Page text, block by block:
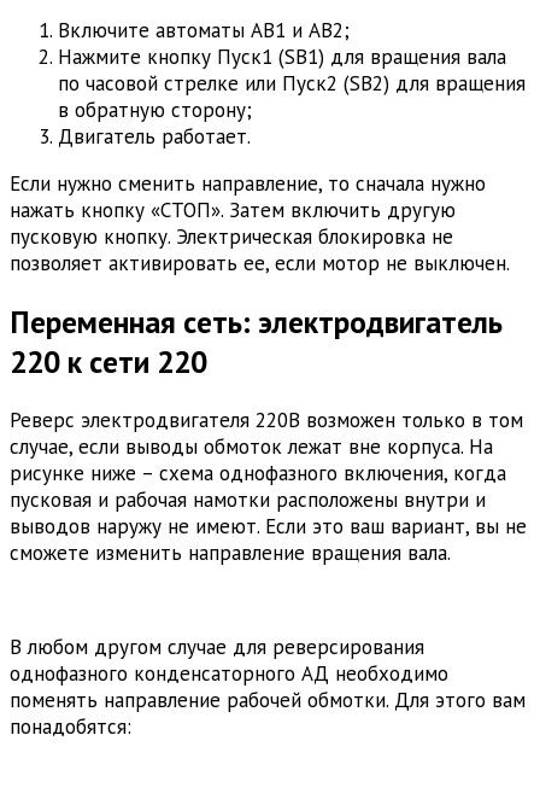
Включите автоматы АВ1 и АВ2;
Нажмите кнопку Пуск1 (SB1) для вращения вала
по часовой стрелке или Пуск2 (SB2) для вращения
в обратную сторону;
Двигатель работает.
Если нужно сменить направление, то сначала нужно
нажать кнопку «СТОП». Затем включить другую
пусковую кнопку. Электрическая блокировка не
позволяет активировать ее, если мотор не выключен.
Переменная сеть: электродвигатель
220 к сети 220
Реверс электродвигателя 220В возможен только в том
случае, если выводы обмоток лежат вне корпуса. На
рисунке ниже – схема однофазного включения, когда
пусковая и рабочая намотки расположены внутри и
выводов наружу не имеют. Если это ваш вариант, вы не
сможете изменить направление вращения вала.
В любом другом случае для реверсирования
однофазного конденсаторного АД необходимо
поменять направление рабочей обмотки. Для этого вам
понадобятся: